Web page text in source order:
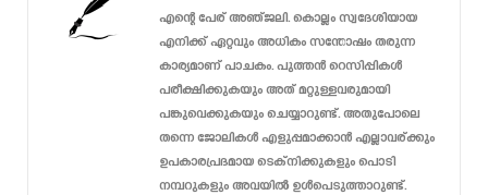
എന്റെ പേര് അഞ്ജലി. കൊല്ലം സ്വദേശിയായ
എനിക്ക് ഏറ്റവും അധികം സന്തോഷം തരുന്ന
കാര്യമാണ് പാചകം. പുത്തൻ റെസിപ്പികൾ
പരീക്ഷിക്കുകയും അത് മറ്റുള്ളവരുമായി
പങ്കുവെക്കുകയും ചെയ്യാറുണ്ട്. അതുപോലെ
തന്നെ ജോലികൾ എളുപ്പമാക്കാൻ എല്ലാവര്ക്കും
ഉപകാരപ്രദമായ ടെക്‌നിക്കുകളും പൊടി
നമ്പറുകളും അവയിൽ ഉൾപെടുത്താറുണ്ട്.